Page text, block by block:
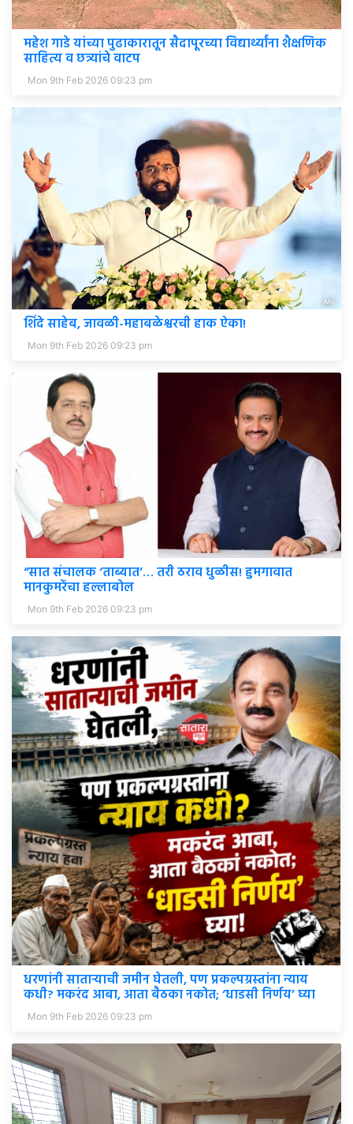
महेश गाडे यांच्या पुढाकारातून सैदापूरच्या विद्यार्थ्यांना शैक्षणिक
साहित्य व छत्र्यांचे वाटप
Mon 9th Feb 2026 09:23 pm
शिंदे साहेब, जावळी-महाबळेश्वरची हाक ऐका!
Mon 9th Feb 2026 09:23 pm
“सात संचालक ‘ताब्यात’… तरी ठराव धुळीस! हुमगावात
मानकुमरेंचा हल्लाबोल
Mon 9th Feb 2026 09:23 pm
धरणांनी साताऱ्याची जमीन घेतली, पण प्रकल्पग्रस्तांना न्याय
कधी? मकरंद आबा, आता बैठका नकोत; ‘धाडसी निर्णय’ घ्या
Mon 9th Feb 2026 09:23 pm